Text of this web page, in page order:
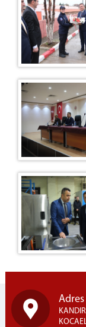
Adres